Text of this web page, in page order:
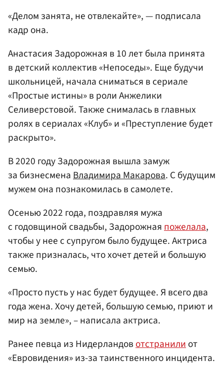
«Делом занята, не отвлекайте», — подписала
кадр она.
Анастасия Задорожная в 10 лет была принята
в детский коллектив «Непоседы». Еще будучи
школьницей, начала сниматься в сериале
«Простые истины» в роли Анжелики
Селиверстовой. Также снималась в главных
ролях в сериалах «Клуб» и «Преступление будет
раскрыто».
В 2020 году Задорожная вышла замуж
за бизнесменаВладимира Макарова. С будущим
мужем она познакомилась в самолете.
Осенью 2022 года, поздравляя мужа
с годовщиной свадьбы, Задорожнаяпожелала,
чтобы у нее с супругом было будущее. Актриса
также призналась, что хочет детей и большую
семью.
«Просто пусть у нас будет будущее. Я всего два
года жена. Хочу детей, большую семью, приют и
мир на земле», – написала актриса.
Ранее певца из Нидерландовотстранилиот
«Евровидения» из-за таинственного инцидента.